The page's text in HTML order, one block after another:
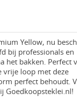
Yellow, nu
bij professionals en
het bakken. Perfect
vrije loop met deze
perfect behoudt.
Goedkoopsteklei.nl!